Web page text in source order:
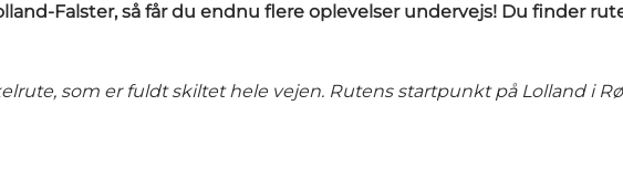
Falster, så får du endnu flere oplevelser undervejs! Du finder
som er fuldt skiltet hele vejen. Rutens startpunkt på Lolland i